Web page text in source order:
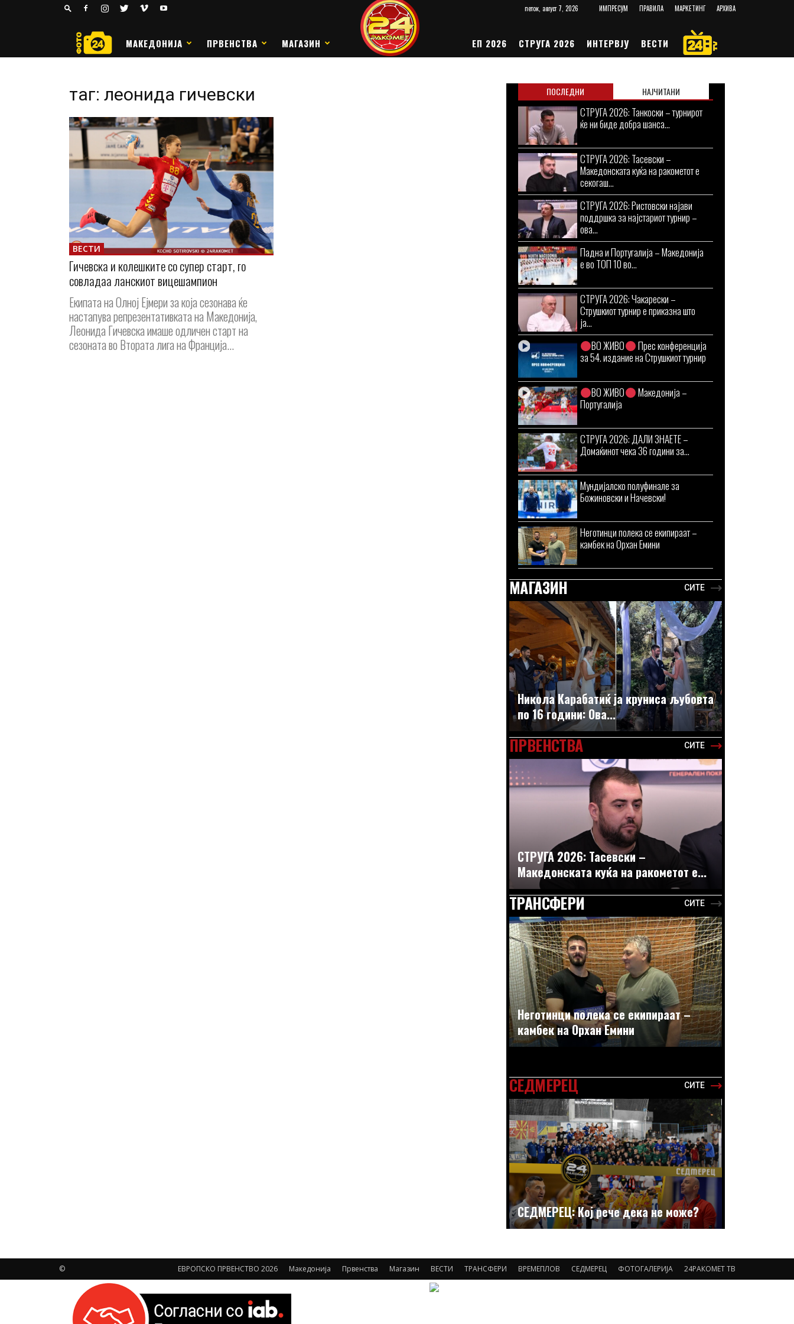
петок, август 7, 2026 ИМПРЕСУМ ПРАВИЛА МАРКЕТИНГ АРХИВА
РАКОМЕТ
МАКЕДОНИЈА ПРВЕНСТВА МАГАЗИН ЕП 2026 СТРУГА 2026 ИНТЕРВЈУ ВЕСТИ
таг: леонида гичевски
ВЕСТИ
Гичевска и колешките со супер старт, го
совладаа ланскиот вицешампион
Екипата на Олној Ејмери за која сезонава ќе
настапува репрезентативката на Македонија,
Леонида Гичевска имаше одличен старт на
сезоната во Втората лига на Франција...
ПОСЛЕДНИ НАЈЧИТАНИ
СТРУГА 2026: Танкоски – турнирот
ќе ни биде добра шанса...
СТРУГА 2026: Тасевски –
Македонската куќа на ракометот е
секогаш...
СТРУГА 2026: Ристовски најави
поддршка за најстариот турнир –
ова...
Падна и Португалија – Македонија
е во ТОП 10 во...
СТРУГА 2026: Чакарески –
Струшкиот турнир е приказна што
ја...
ВО ЖИВО
Прес конференција
за 54. издание на Струшкиот турнир
ВО ЖИВО
Македонија –
Португалија
СТРУГА 2026: ДАЛИ ЗНАЕТЕ –
Домаќинот чека 36 години за...
Мундијалско полуфинале за
Божиновски и Начевски!
Неготинци полека се екипираат –
камбек на Орхан Емини
МАГАЗИН СИТЕ
Никола Карабатиќ ја круниса љубовта
по 16 години: Ова...
ПРВЕНСТВА СИТЕ
СТРУГА 2026: Тасевски –
Македонската куќа на ракометот е...
ТРАНСФЕРИ СИТЕ
Неготинци полека се екипираат –
камбек на Орхан Емини
СЕДМЕРЕЦ СИТЕ
СЕДМЕРЕЦ: Кој рече дека не може?
ЕВРОПСКО ПРВЕНСТВО 2026 Македонија Првенства Магазин ВЕСТИ ТРАНСФЕРИ ВРЕМЕПЛОВ СЕДМЕРЕЦ ФОТОГАЛЕРИЈА 24РАКОМЕТ ТВ
©